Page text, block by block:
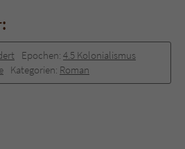
Epochen: 4.5 Kolonialismus
Kategorien: Roman